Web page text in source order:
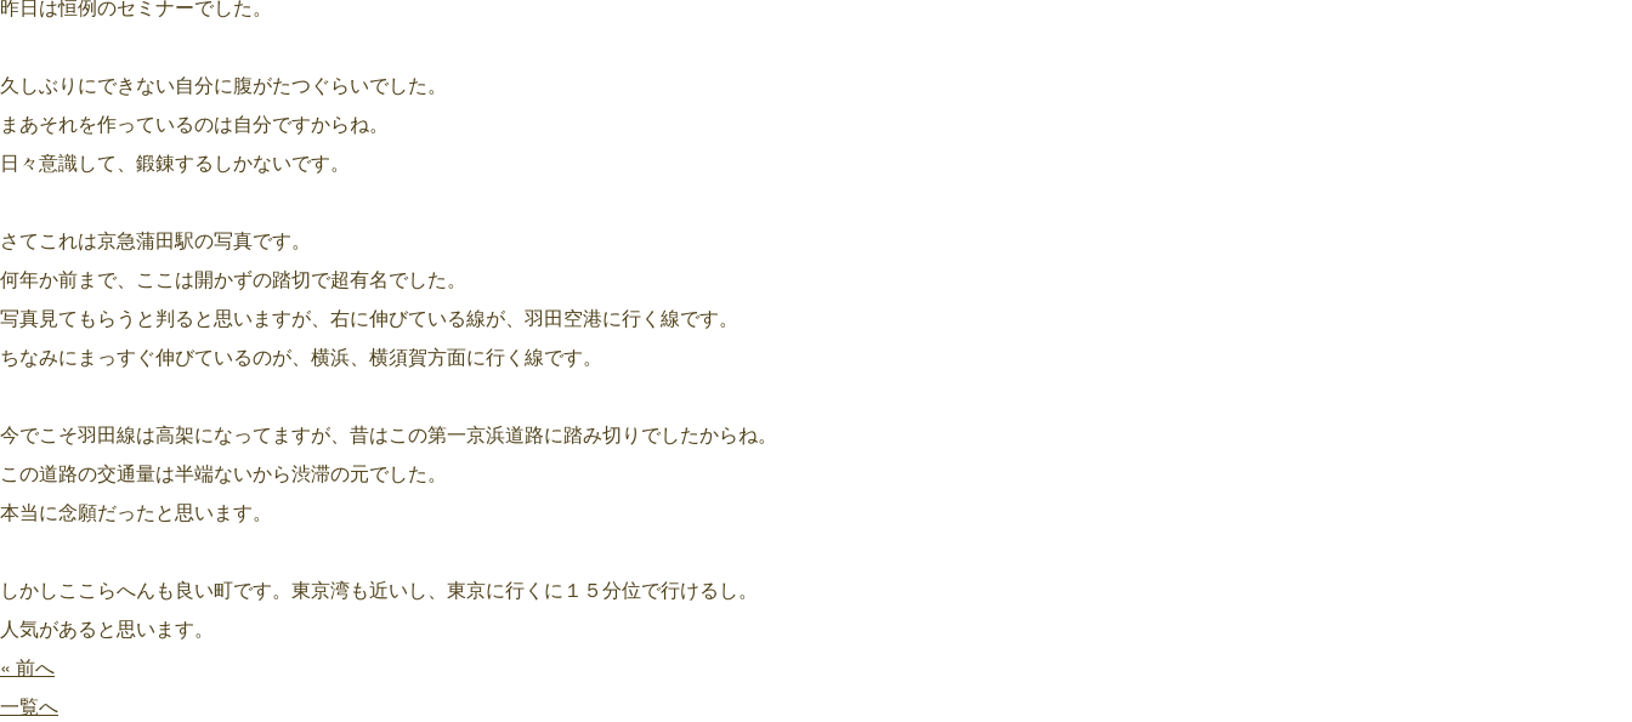
昨日は恒例のセミナーでした。
久しぶりにできない自分に腹がたつぐらいでした。
まあそれを作っているのは自分ですからね。
日々意識して、鍛錬するしかないです。
さてこれは京急蒲田駅の写真です。
何年か前まで、ここは開かずの踏切で超有名でした。
写真見てもらうと判ると思いますが、右に伸びている線が、羽田空港に行く線です。
ちなみにまっすぐ伸びているのが、横浜、横須賀方面に行く線です。
今でこそ羽田線は高架になってますが、昔はこの第一京浜道路に踏み切りでしたからね。
この道路の交通量は半端ないから渋滞の元でした。
本当に念願だったと思います。
しかしここらへんも良い町です。東京湾も近いし、東京に行くに１５分位で行けるし。
人気があると思います。
« 前へ
一覧へ